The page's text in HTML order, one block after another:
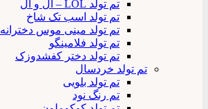
تم تولد LOL – ال و ال
تم تولد اسب تک شاخ
تم تولد مینی موس دخترانه
تم تولد فلامینگو
تم تولد دختر کفشدوزک
تم تولد خردسال
تم تولد بلویی
تم رنگ نود